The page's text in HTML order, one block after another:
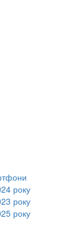
року
року
року